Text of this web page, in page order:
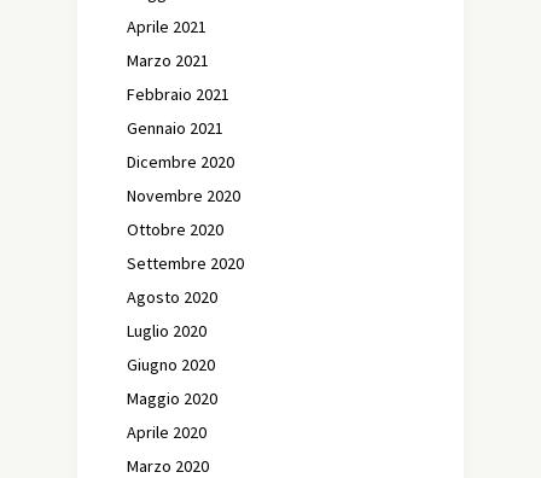
Aprile 2021
Marzo 2021
Febbraio 2021
Gennaio 2021
Dicembre 2020
Novembre 2020
Ottobre 2020
Settembre 2020
Agosto 2020
Luglio 2020
Giugno 2020
Maggio 2020
Aprile 2020
Marzo 2020